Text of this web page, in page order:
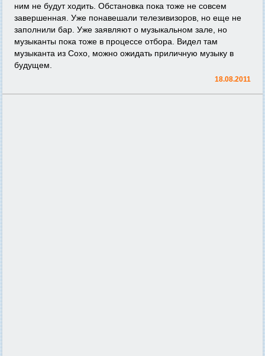
ним не будут ходить. Обстановка пока тоже не совсем
завершенная. Уже понавешали телезивизоров, но еще не
заполнили бар. Уже заявляют о музыкальном зале, но
музыканты пока тоже в процессе отбора. Видел там
музыканта из Сохо, можно ожидать приличную музыку в
будущем.
18.08.2011